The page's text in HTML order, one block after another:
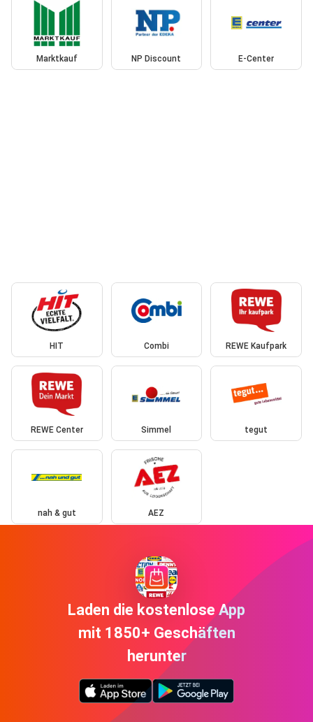
Marktkauf NP Discount E-Center
HIT Combi REWE Kaufpark
REWE Center Simmel tegut
nah & gut AEZ
Laden die kostenlose App
mit 1850+ Geschäften
herunter